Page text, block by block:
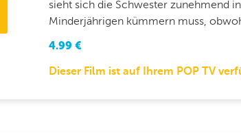
sieht sich die Schwester zunehmend
Minderjährigen kümmern muss,
4.99 €
Dieser Film ist auf Ihrem POP TV